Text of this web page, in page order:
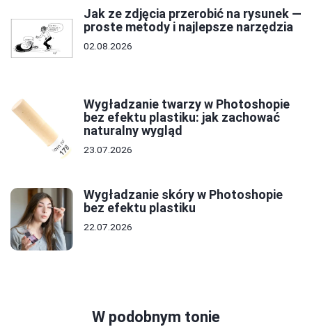
Jak ze zdjęcia przerobić na rysunek —
proste metody i najlepsze narzędzia
02.08.2026
Wygładzanie twarzy w Photoshopie
bez efektu plastiku: jak zachować
naturalny wygląd
23.07.2026
Wygładzanie skóry w Photoshopie
bez efektu plastiku
22.07.2026
W podobnym tonie